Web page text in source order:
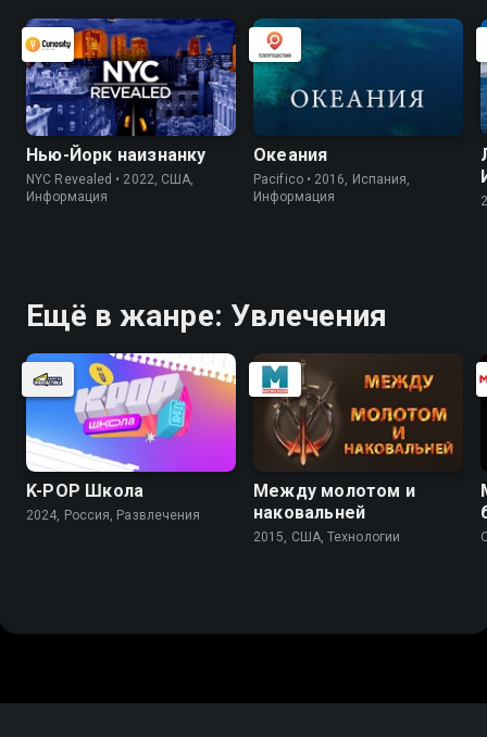
Нью-Йорк наизнанку
NYC Revealed • 2022, США,
Информация
Океания
Pacifico • 2016, Испания,
Информация
Ещё в жанре: Увлечения
K-PОР Школа
2024, Россия, Развлечения
Между молотом и
наковальней
2015, США, Технологии